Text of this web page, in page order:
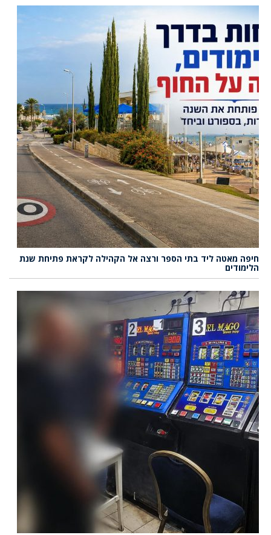
חיפה מאטה ליד בתי הספר ורצה אל הקהילה לקראת פתיחת שנת
הלימודים